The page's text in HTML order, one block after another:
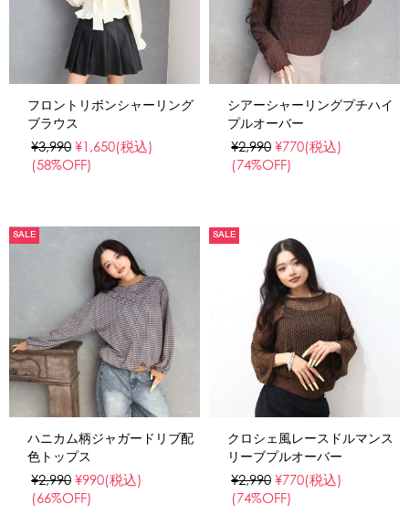
フロントリボンシャーリング
ブラウス
¥3,990 ¥1,650(税込)
(58%OFF)
シアーシャーリングプチハイ
プルオーバー
¥2,990 ¥770(税込)
(74%OFF)
SALE
ハニカム柄ジャガードリブ配
色トップス
¥2,990 ¥990(税込)
(66%OFF)
SALE
クロシェ風レースドルマンス
リーブプルオーバー
¥2,990 ¥770(税込)
(74%OFF)